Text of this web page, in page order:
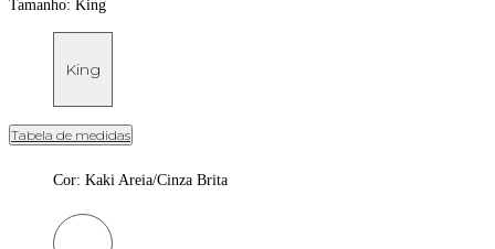
Tamanho: King
King
Tabela de medidas
Cor: Kaki Areia/Cinza Brita
Cor: Kaki Areia/Cinza Brita